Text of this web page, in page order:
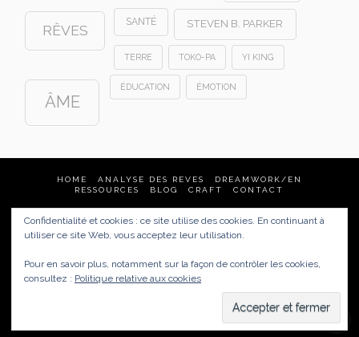
RÊVES
SANTÉ STEVEN B. PARKER
TERRE TOKO-PA YI KING
ÂME
ÉDUCATION ÉMOTION
HOME ANALYSE DES REVES
DREAMWORK/EN
RESSOURCES
BLOG CRAFT CONTACT
Analyse des rêves & Dream Tending
href="https://carnetsdereves.eu/politique-de-
Confidentialité et cookies : ce site utilise des cookies. En continuant à
utiliser ce site Web, vous acceptez leur utilisation.
Pour en savoir plus, notamment sur la façon de contrôler les cookies,
consultez : Politique relative aux cookies